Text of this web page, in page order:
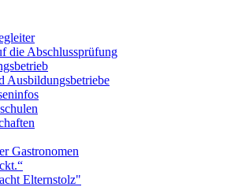
die Abschlussprüfung
Ausbildungsbetriebe
Gastronomen
Elternstolz"